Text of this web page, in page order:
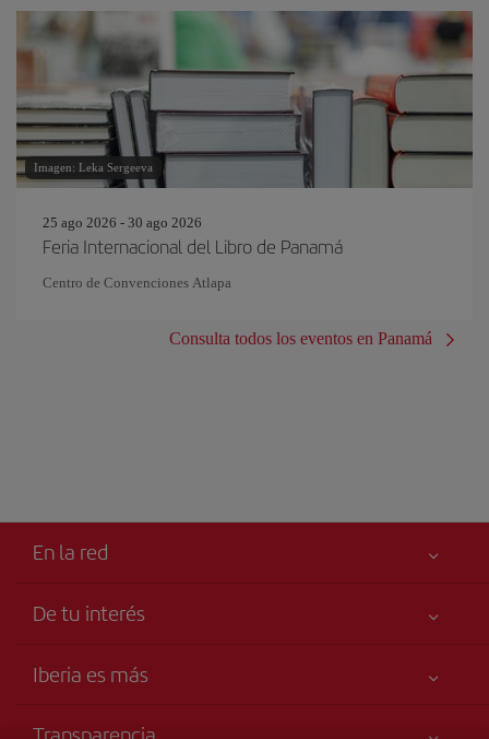
Imagen: Leka Sergeeva
25 ago 2026 - 30 ago 2026
Feria Internacional del Libro de Panamá
Centro de Convenciones Atlapa
Consulta todos los eventos en Panamá
En la red
De tu interés
Accesibilidad
Iberia es más